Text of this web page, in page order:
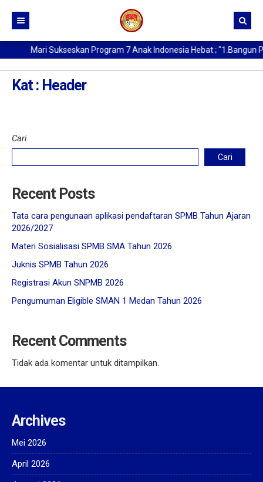
Beranda
Kata Sambutan Kepala Sekolah
Profil Sekolah
Profil Kepala Sekolah
Data Alumni
Berita
Mari Sukseskan Program 7 Anak Indonesia Hebat ; "1.Bangun
Kat : Header
Cari
Cari
Recent Posts
Tata cara pengunaan aplikasi pendaftaran SPMB Tahun Ajaran
2026/2027
Materi Sosialisasi SPMB SMA Tahun 2026
Juknis SPMB Tahun 2026
Registrasi Akun SNPMB 2026
Pengumuman Eligible SMAN 1 Medan Tahun 2026
Recent Comments
Tidak ada komentar untuk ditampilkan.
Archives
Mei 2026
April 2026